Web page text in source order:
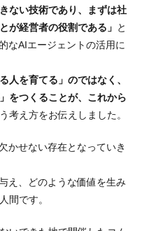
ない技術であり、まずは社
が経営者の役割である」 と
なAIエージェントの活用に
人を育てる」のではなく、
をつくることが、これから
考え方をお伝えしました。
かせない存在となっていき
え、どのような価値を生み
間です。